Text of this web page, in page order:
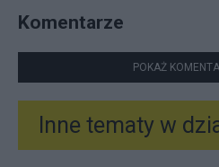
Komentarze
POKAŻ
Inne tematy w